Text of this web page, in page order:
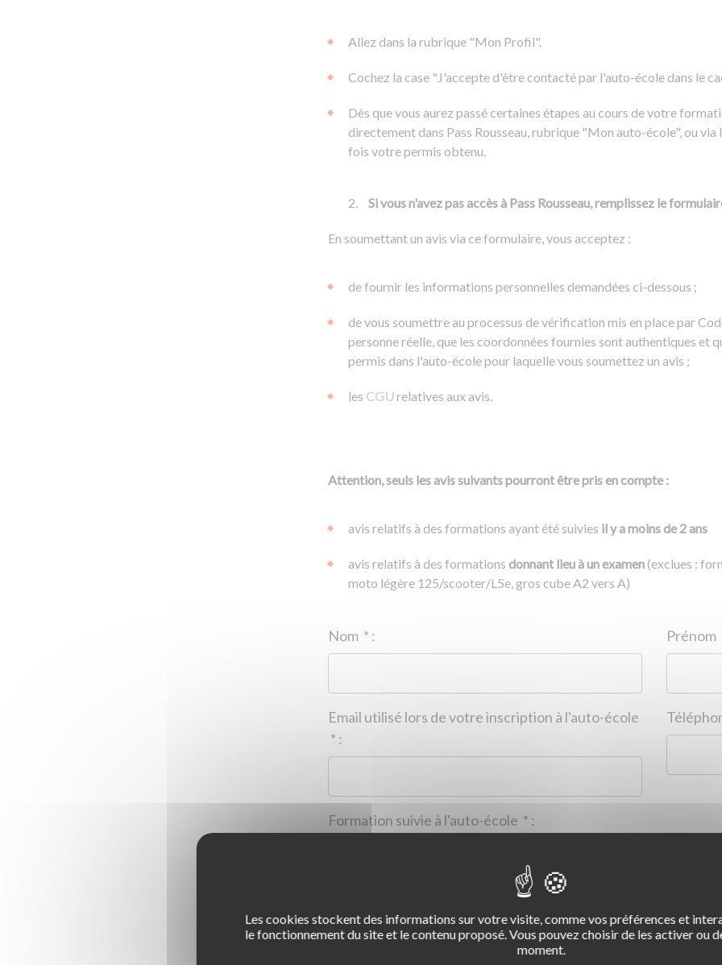
Allez dans la rubrique "Mon Profil".
Cochez la case "J'accepte d'être contacté par l'auto-école dans le
Dès que vous aurez passé certaines étapes au cours de votre
directement dans Pass Rousseau, rubrique "Mon auto-école", ou
fois votre permis obtenu.
Si vous n'avez pas accès à Pass Rousseau, remplissez le
En soumettant un avis via ce formulaire, vous acceptez :
de fournir les informations personnelles demandées ci-dessous ;
de vous soumettre au processus de vérification mis en place par
personne réelle, que les coordonnées fournies sont authentiques et
permis dans l'auto-école pour laquelle vous soumettez un avis ;
les CGUrelatives aux avis.
Attention, seuls les avis suivants pourront être pris en compte :
avis relatifs à des formations ayant été suivies il y a moins de 2 ans
avis relatifs à des formations donnant lieu à un examen(exclues :
moto légère 125/scooter/L5e, gros cube A2 vers A)
* :
Email utilisé lors de votre inscription à l'auto-école
* :
* :
1
2 3 4
Les cookies stockent des informations sur votre visite, comme vos préférences et
le fonctionnement du site et le contenu proposé. Vous pouvez choisir de les activer ou
moment.